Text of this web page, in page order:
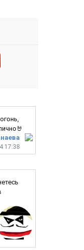
17:38